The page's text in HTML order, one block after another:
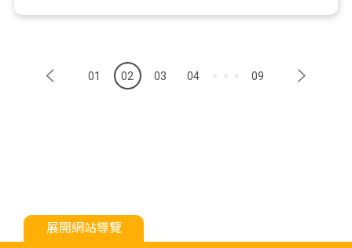
01 02 03 04 09
展開網站導覽